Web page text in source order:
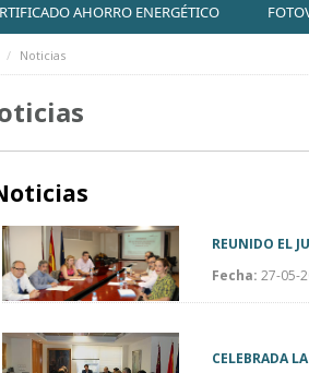
AHORRO ENERGÉTICO
Noticias
REUNIDO EL
Fecha: 27-05-
CELEBRADA